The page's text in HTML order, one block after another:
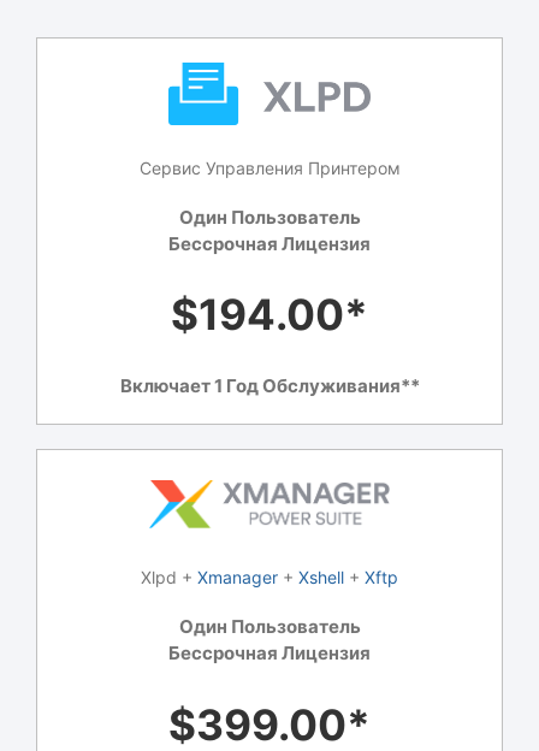
Сервис Управления Принтером
Один Пользователь
Бессрочная Лицензия
$194.00*
Включает 1 Год Обслуживания**
Xlpd + Xmanager + Xshell + Xftp
Один Пользователь
Бессрочная Лицензия
$399.00*